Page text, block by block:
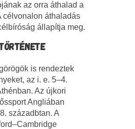
az orra áthalad a
célvonalon áthaladás
állapítja meg.
is rendeztek
az i. e. 5–4.
Az újkori
Angliában
századbtan. A